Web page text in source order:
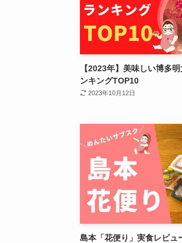
【2023年】美味しい博多
ンキングTOP10
2023年10月12日
島本「花便り」実食レビュ